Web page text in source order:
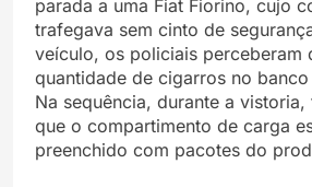
parada a uma Fiat Fiorino, cujo
trafegava sem cinto de
veículo, os policiais perceberam
quantidade de cigarros no
Na sequência, durante a
que o compartimento de carga
preenchido com pacotes do